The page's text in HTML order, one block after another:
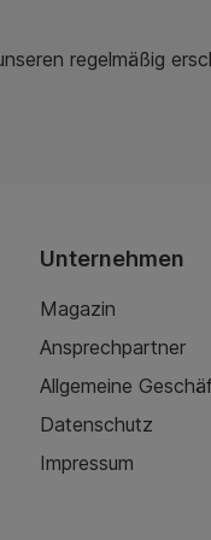
regelmäßig
Unternehmen
Magazin
Ansprechpartner
Allgemeine
Datenschutz
Impressum